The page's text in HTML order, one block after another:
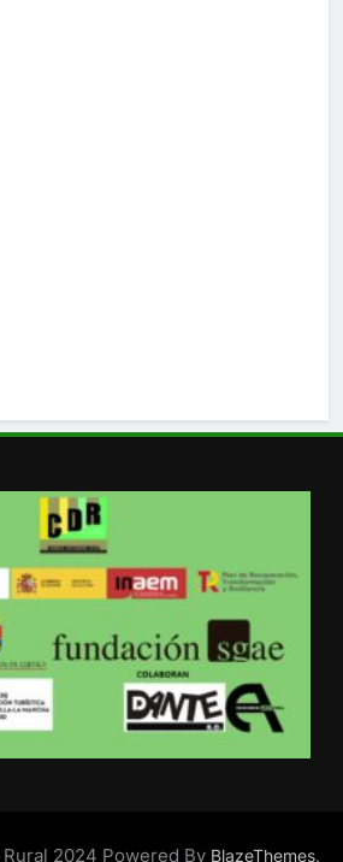
2024 Powered By BlazeThemes.